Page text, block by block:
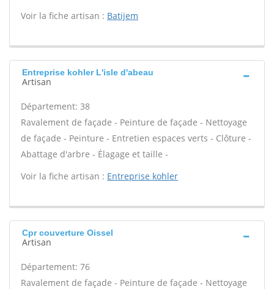
Voir la fiche artisan : Batijem
Entreprise kohler L'isle d'abeau
Artisan
Département: 38
Ravalement de façade - Peinture de façade - Nettoyage
de façade - Peinture - Entretien espaces verts - Clôture -
Abattage d'arbre - Élagage et taille -
Voir la fiche artisan : Entreprise kohler
Cpr couverture Oissel
Artisan
Département: 76
Ravalement de façade - Peinture de façade - Nettoyage